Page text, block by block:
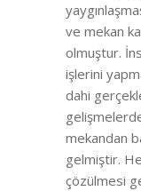
ve mekan
olmuştur.
işlerini
dahi
mekandan
gelmiştir.
çözülmesi